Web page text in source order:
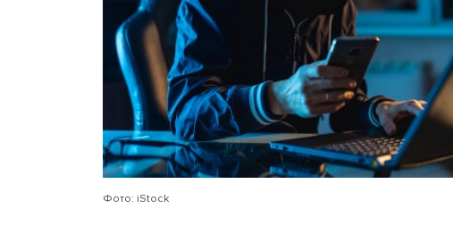
Описывая психологический
отметила негативную оценку
ей, повышенную социальную
приемами социальной
чем у них есть недостаток,
доступ к денежным средствам
Поэтому если человек